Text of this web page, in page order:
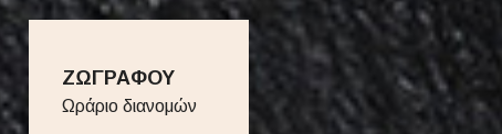
ΖΩΓΡΑΦΟΥ
Ωράριο διανομών